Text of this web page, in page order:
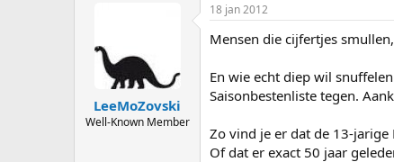
r
u
m
LeeMoZovski
Well-Known Member
18 jan 2012
Mensen die cijfertjes
En wie echt diep wil
Saisonbestenliste tegen.
Zo vind je er dat de 13-
Of dat er exact 50 jaar